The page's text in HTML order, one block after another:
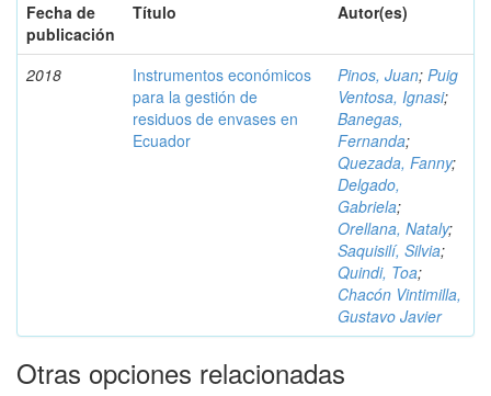
Fecha de
publicación
Título Autor(es)
2018
Instrumentos económicos
para la gestión de
residuos de envases en
Ecuador
Pinos, Juan; Puig
Ventosa, Ignasi;
Banegas,
Fernanda;
Quezada, Fanny;
Delgado,
Gabriela;
Orellana, Nataly;
Saquisilí, Silvia;
Quindi, Toa;
Chacón Vintimilla,
Gustavo Javier
Otras opciones relacionadas